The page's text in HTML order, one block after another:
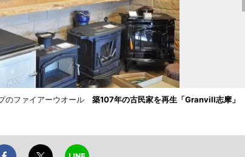
のファイアーウオール 築107年の古民家を再生「Granvill志摩」